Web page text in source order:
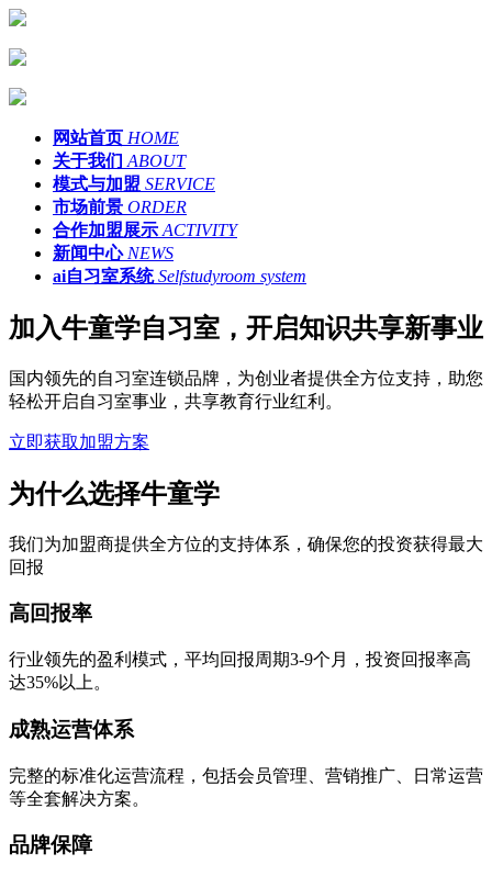
网站首页 HOME
关于我们 ABOUT
模式与加盟 SERVICE
市场前景 ORDER
合作加盟展示 ACTIVITY
新闻中心 NEWS
ai自习室系统 Selfstudyroom system
加入牛童学自习室，开启知识共享新事业
国内领先的自习室连锁品牌，为创业者提供全方位支持，助您
轻松开启自习室事业，共享教育行业红利。
立即获取加盟方案
为什么选择牛童学
我们为加盟商提供全方位的支持体系，确保您的投资获得最大
回报
高回报率
行业领先的盈利模式，平均回报周期3-9个月，投资回报率高
达35%以上。
成熟运营体系
完整的标准化运营流程，包括会员管理、营销推广、日常运营
等全套解决方案。
品牌保障